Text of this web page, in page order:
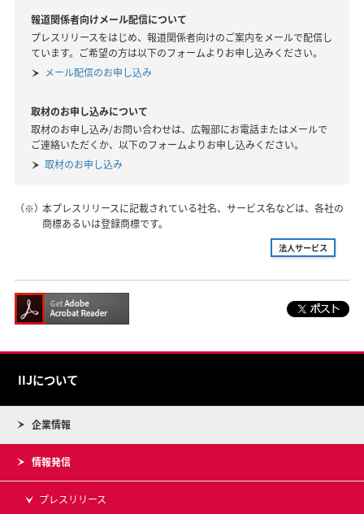
報道関係者向けメール配信について
プレスリリースをはじめ、報道関係者向けのご案内をメールで配信し
ています。ご希望の方は以下のフォームよりお申し込みください。
メール配信のお申し込み
取材のお申し込みについて
取材のお申し込み/お問い合わせは、広報部にお電話またはメールで
ご連絡いただくか、以下のフォームよりお申し込みください。
取材のお申し込み
（※）本プレスリリースに記載されている社名、サービス名などは、各社の
商標あるいは登録商標です。
法人サービス
IIJについて
企業情報
情報発信
プレスリリース